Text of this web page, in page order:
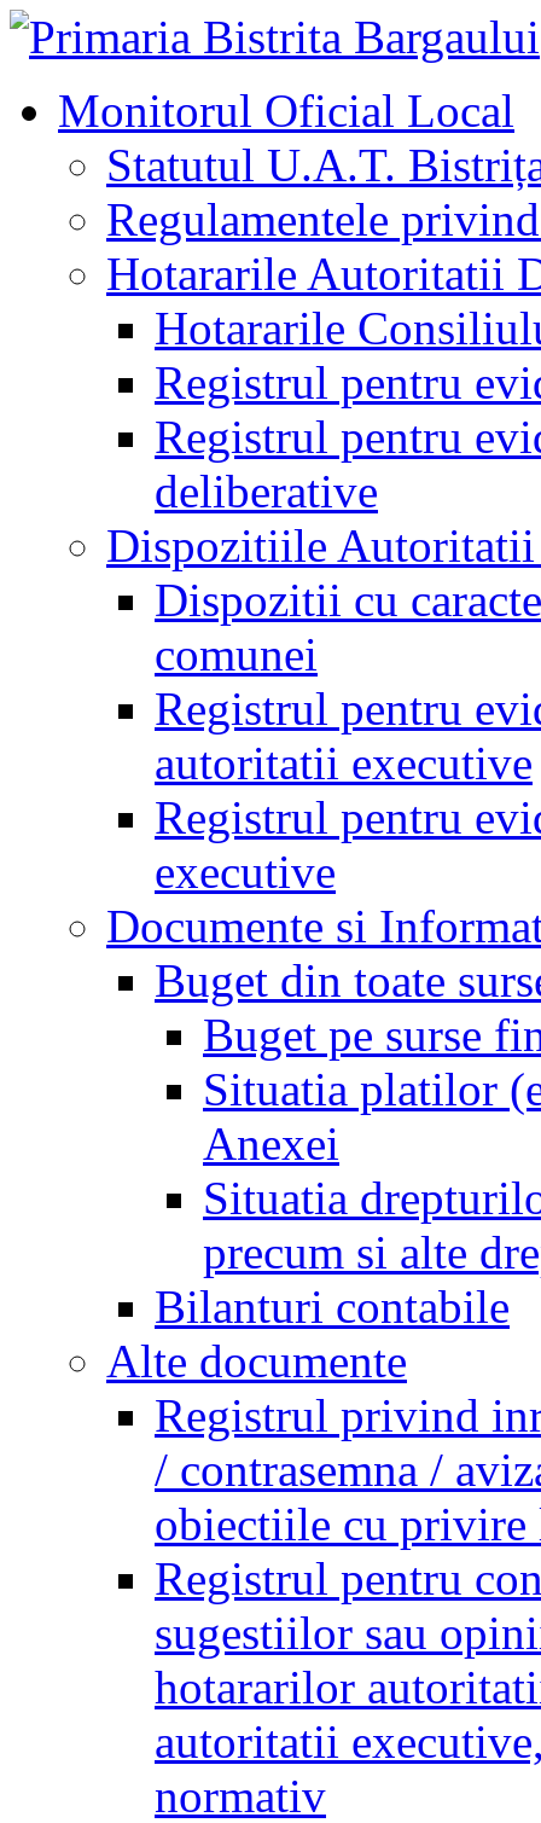
Monitorul Oficial Local
Statutul U.A.T.
Regulamentele
Hotararile Autoritatii
Hotararile
Registrul pentru
Registrul pentru
deliberative
Dispozitiile
Dispozitii cu
comunei
Registrul pentru
autoritatii executive
Registrul pentru
executive
Documente si
Buget din toate
Buget pe surse
Situatia platilor
Anexei
Situatia
precum si alte
Bilanturi contabile
Alte documente
Registrul privind
/ contrasemna /
obiectiile cu privire
Registrul pentru
sugestiilor sau
hotararilor
autoritatii
normativ